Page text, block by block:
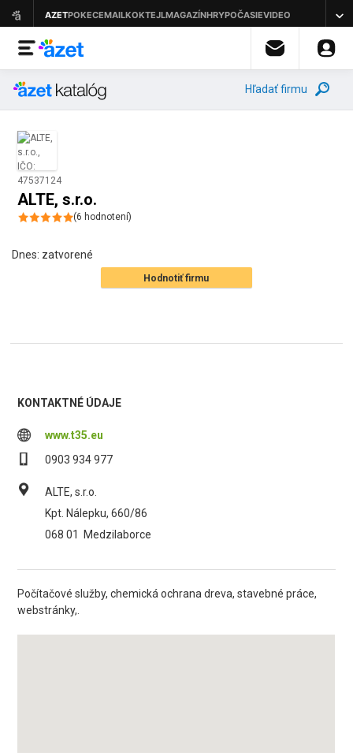
Hľadať firmu
ALTE, s.r.o.
(6 hodnotení)
Dnes: zatvorené
Hodnotiť firmu
KONTAKTNÉ ÚDAJE
www.t35.eu
0903 934 977
ALTE, s.r.o.
Kpt. Nálepku, 660/86
068 01
Medzilaborce
Počítačové služby, chemická ochrana dreva, stavebné práce,
webstránky,.